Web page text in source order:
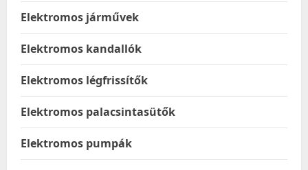
Elektromos járművek
Elektromos kandallók
Elektromos légfrissítők
Elektromos palacsintasütők
Elektromos pumpák